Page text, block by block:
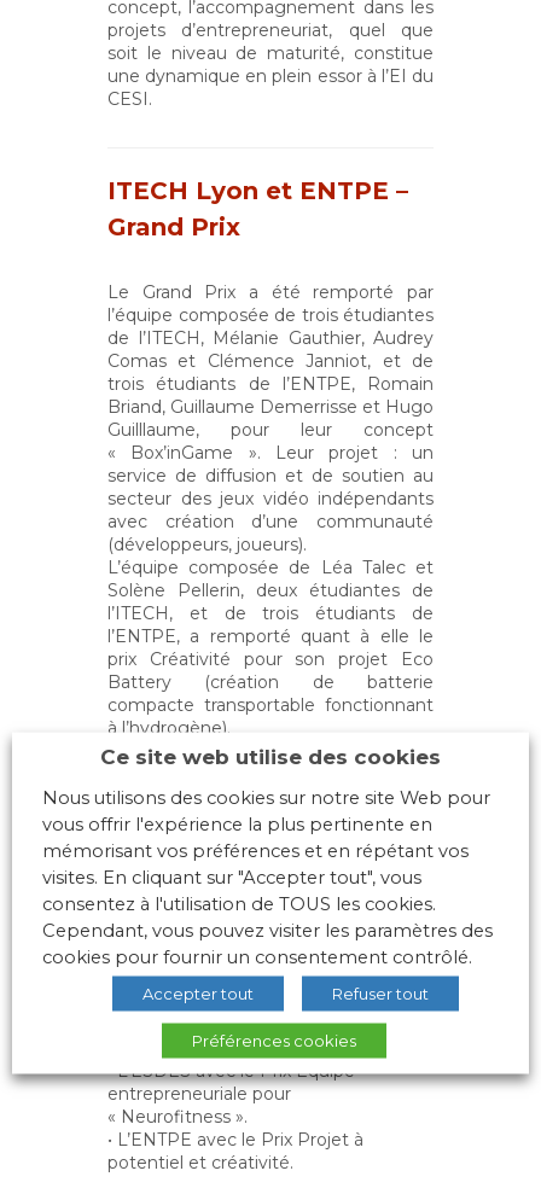
concept, l’accompagnement dans les
projets d’entrepreneuriat, quel que
soit le niveau de maturité, constitue
une dynamique en plein essor à l’EI du
CESI.
ITECH Lyon et ENTPE –
Grand Prix
Le Grand Prix a été remporté par
l’équipe composée de trois étudiantes
de l’ITECH, Mélanie Gauthier, Audrey
Comas et Clémence Janniot, et de
trois étudiants de l’ENTPE, Romain
Briand, Guillaume Demerrisse et Hugo
Guilllaume, pour leur concept
« Box’inGame ». Leur projet : un
service de diffusion et de soutien au
secteur des jeux vidéo indépendants
avec création d’une communauté
(développeurs, joueurs).
L’équipe composée de Léa Talec et
Solène Pellerin, deux étudiantes de
l’ITECH, et de trois étudiants de
l’ENTPE, a remporté quant à elle le
prix Créativité pour son projet Eco
Battery (création de batterie
compacte transportable fonctionnant
à l’hydrogène).
D’autres Écoles de
l’AGERA primées
• Centrale Lyon avec le Prix Stratégie
de lancement pour « Vitatest ».
• Sciences Po Lyon/IDRAC
Lyon/ENTPE avec le Prix Business
Model Innovation pour « Match and
• L’ESDES avec le Prix Équipe
entrepreneuriale pour
« Neurofitness ».
• L’ENTPE avec le Prix Projet à
potentiel et créativité.
Ce site web utilise des cookies
Nous utilisons des cookies sur notre site Web pour
vous offrir l'expérience la plus pertinente en
mémorisant vos préférences et en répétant vos
visites. En cliquant sur "Accepter tout", vous
consentez à l'utilisation de TOUS les cookies.
Cependant, vous pouvez visiter les paramètres des
cookies pour fournir un consentement contrôlé.
Accepter tout Refuser tout
Préférences cookies